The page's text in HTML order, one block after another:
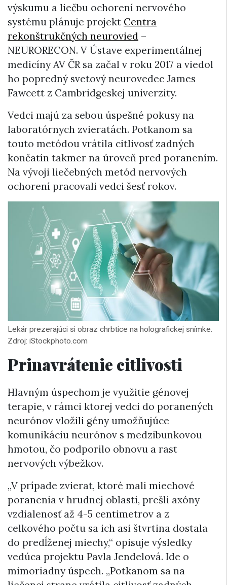
výskumu a liečbu ochorení nervového
systému plánuje projekt Centra
rekonštrukčných neurovied –
NEURORECON. V Ústave experimentálnej
medicíny AV ČR sa začal v roku 2017 a viedol
ho popredný svetový neurovedec James
Fawcett z Cambridgeskej univerzity.
Vedci majú za sebou úspešné pokusy na
laboratórnych zvieratách. Potkanom sa
touto metódou vrátila citlivosť zadných
končatín takmer na úroveň pred poranením.
Na vývoji liečebných metód nervových
ochorení pracovali vedci šesť rokov.
Lekár prezerajúci si obraz chrbtice na holografickej snímke.
Zdroj: iStockphoto.com
Prinavrátenie citlivosti
Hlavným úspechom je využitie génovej
terapie, v rámci ktorej vedci do poranených
neurónov vložili gény umožňujúce
komunikáciu neurónov s medzibunkovou
hmotou, čo podporilo obnovu a rast
nervových výbežkov.
„V prípade zvierat, ktoré mali miechové
poranenia v hrudnej oblasti, prešli axóny
vzdialenosť až 4-5 centimetrov a z
celkového počtu sa ich asi štvrtina dostala
do predĺženej miechy,“ opisuje výsledky
vedúca projektu Pavla Jendelová. Ide o
mimoriadny úspech. „Potkanom sa na